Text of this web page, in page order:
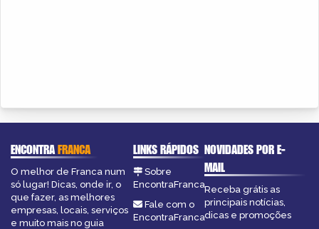
ENCONTRAFRANCA
O melhor de Franca num
só lugar! Dicas, onde ir, o
que fazer, as melhores
empresas, locais, serviços
e muito mais no guia
LINKS RÁPIDOS
Sobre
EncontraFranca
Fale com o
EncontraFranca
NOVIDADES POR E-
MAIL
Receba grátis as
principais notícias,
dicas e promoções